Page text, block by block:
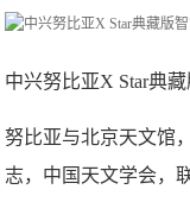
中兴努比亚X Star典
努比亚与北京天文馆
志，中国天文学会，